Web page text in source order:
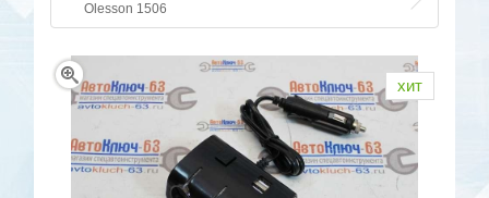
Olesson 1506
хит